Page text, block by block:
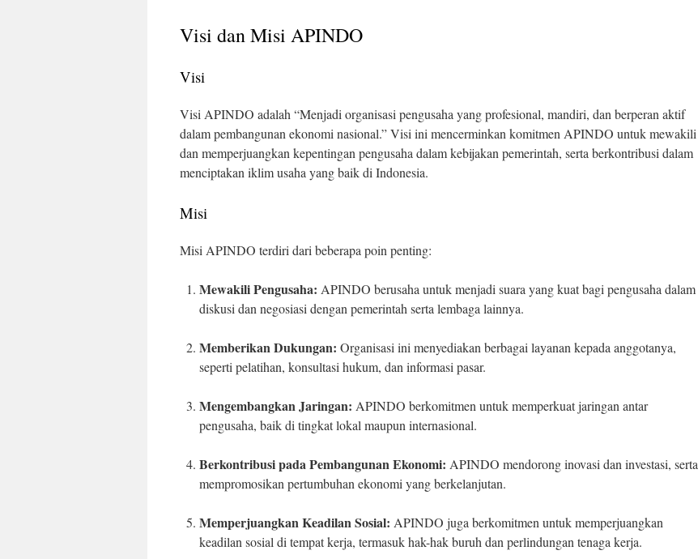
Visi dan Misi APINDO
Visi
Visi APINDO adalah “Menjadi organisasi pengusaha yang profesional, mandiri, dan berperan aktif
dalam pembangunan ekonomi nasional.” Visi ini mencerminkan komitmen APINDO untuk mewakili
dan memperjuangkan kepentingan pengusaha dalam kebijakan pemerintah, serta berkontribusi dalam
menciptakan iklim usaha yang baik di Indonesia.
Misi
Misi APINDO terdiri dari beberapa poin penting:
Mewakili Pengusaha: APINDO berusaha untuk menjadi suara yang kuat bagi pengusaha dalam
diskusi dan negosiasi dengan pemerintah serta lembaga lainnya.
Memberikan Dukungan: Organisasi ini menyediakan berbagai layanan kepada anggotanya,
seperti pelatihan, konsultasi hukum, dan informasi pasar.
Mengembangkan Jaringan: APINDO berkomitmen untuk memperkuat jaringan antar
pengusaha, baik di tingkat lokal maupun internasional.
Berkontribusi pada Pembangunan Ekonomi: APINDO mendorong inovasi dan investasi, serta
mempromosikan pertumbuhan ekonomi yang berkelanjutan.
Memperjuangkan Keadilan Sosial: APINDO juga berkomitmen untuk memperjuangkan
keadilan sosial di tempat kerja, termasuk hak-hak buruh dan perlindungan tenaga kerja.